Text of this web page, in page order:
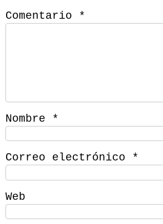
Comentario
*
Nombre *
Correo electrónico *
Web